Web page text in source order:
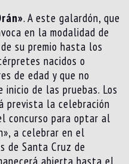
. A este galardón, que
en la modalidad de
su premio hasta los
nacidos o
de edad y que no
de las pruebas. Los
prevista la celebración
concurso para optar al
a celebrar en el
de Santa Cruz de
abierta hasta el